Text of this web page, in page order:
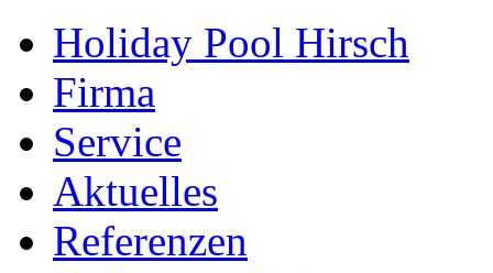
Holiday Pool Hirsch
Firma
Service
Aktuelles
Referenzen